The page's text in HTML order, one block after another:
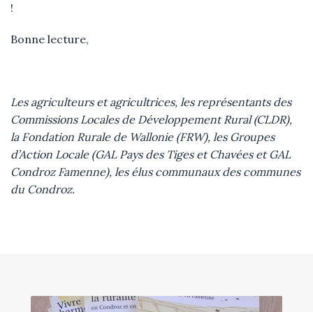
!
Bonne lecture,
Les agriculteurs et agricultrices, les représentants des
Commissions Locales de Développement Rural (CLDR),
la Fondation Rurale de Wallonie (FRW), les Groupes
d’Action Locale (GAL Pays des Tiges et Chavées et GAL
Condroz Famenne), les élus communaux des communes
du Condroz.